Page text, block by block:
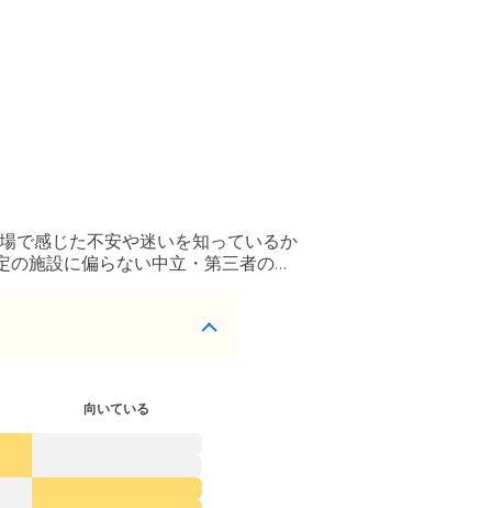
で感じた不安や迷いを知っているか
施設に偏らない中立・第三者の立
向いている